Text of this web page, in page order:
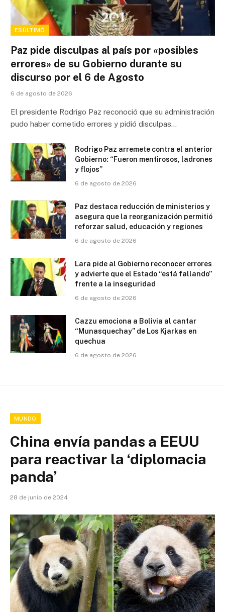
ESÚLTIMO
Paz pide disculpas al país por «posibles
errores» de su Gobierno durante su
discurso por el 6 de Agosto
6 de agosto de 2026
El presidente Rodrigo Paz reconoció que su administración
pudo haber cometido errores y pidió disculpas…
Rodrigo Paz arremete contra el anterior
Gobierno: “Fueron mentirosos, ladrones
y flojos”
6 de agosto de 2026
Paz destaca reducción de ministerios y
asegura que la reorganización permitió
reforzar salud, educación y regiones
6 de agosto de 2026
Lara pide al Gobierno reconocer errores
y advierte que el Estado “está fallando”
frente a la inseguridad
6 de agosto de 2026
Cazzu emociona a Bolivia al cantar
“Munasquechay” de Los Kjarkas en
quechua
6 de agosto de 2026
MUNDO
China envía pandas a EEUU
para reactivar la ‘diplomacia
panda’
28 de junio de 2024